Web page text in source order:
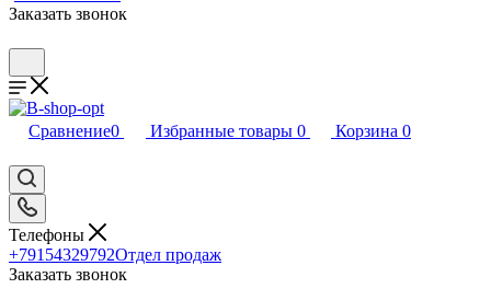
Заказать звонок
Сравнение0 Избранные товары 0 Корзина 0
Телефоны
+79154329792Отдел продаж
Заказать звонок